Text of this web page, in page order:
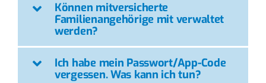
Können mitversicherte
Familienangehörige mit verwaltet
werden?
Ich habe mein Passwort/App-Code
vergessen. Was kann ich tun?